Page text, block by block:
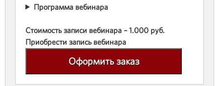
Программа вебинара
Стоимость записи вебинара – 1.000 руб.
Приобрести запись вебинара
Оформить заказ